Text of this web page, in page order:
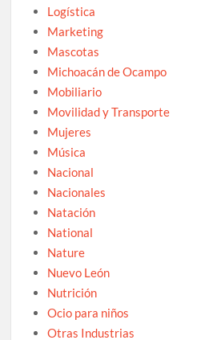
Logística
Marketing
Mascotas
Michoacán de Ocampo
Mobiliario
Movilidad y Transporte
Mujeres
Música
Nacional
Nacionales
Natación
National
Nature
Nuevo León
Nutrición
Ocio para niños
Otras Industrias